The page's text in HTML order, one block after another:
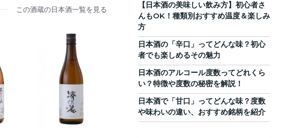
この酒蔵の日本酒一覧を見る
【日本酒の美味しい飲み方】初心者さ
んもOK！種類別おすすめ温度＆楽しみ
方
日本酒の「辛口」ってどんな味？初心
者でも楽しめるその魅力
日本酒のアルコール度数ってどれくら
い？特徴や度数の秘密を解説！
日本酒で「甘口」ってどんな味？度数
や味わいの違い、おすすめ銘柄を紹介